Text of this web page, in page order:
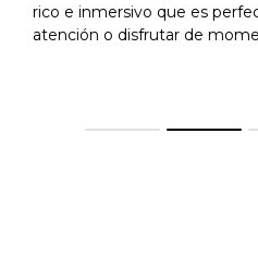
rico e inmersivo que es
atención o disfrutar de